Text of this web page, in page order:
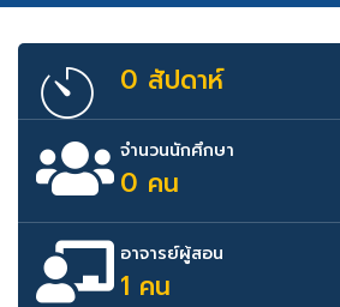
0 สัปดาห์
จำนวนนักศึกษา
0 คน
อาจารย์ผู้สอน
1 คน